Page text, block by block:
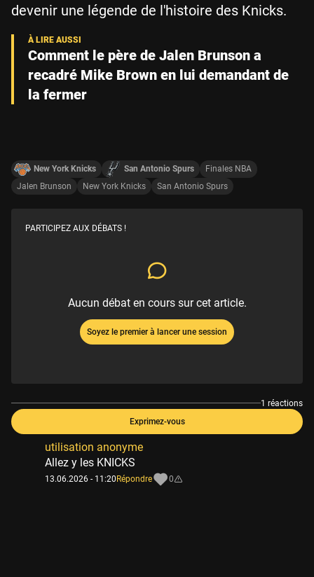
devenir une légende de l'histoire des Knicks.
Comment le père de Jalen Brunson a
recadré Mike Brown en lui demandant de
la fermer
New York Knicks San Antonio Spurs
Finales NBA
Jalen Brunson
New York Knicks San Antonio Spurs
PARTICIPEZ AUX DÉBATS !
Aucun débat en cours sur cet article.
Soyez le premier à lancer une session
1 réactions
Exprimez-vous
utilisation anonyme
Allez y les KNICKS
13.06.2026 - 11:20Répondre 0